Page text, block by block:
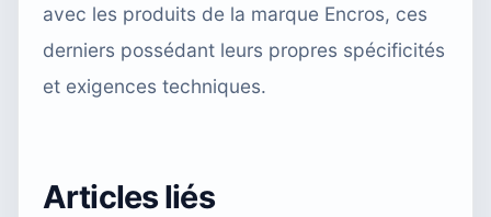
avec les produits de la marque Encros, ces
derniers possédant leurs propres spécificités
et exigences techniques.
Articles liés